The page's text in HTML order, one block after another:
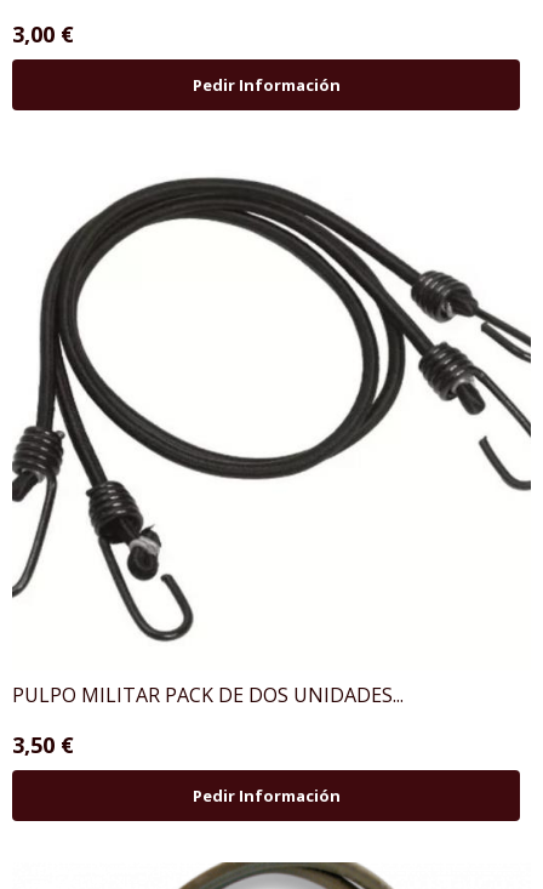
3,00 €
Pedir Información
PULPO MILITAR PACK DE DOS UNIDADES...
3,50 €
Pedir Información